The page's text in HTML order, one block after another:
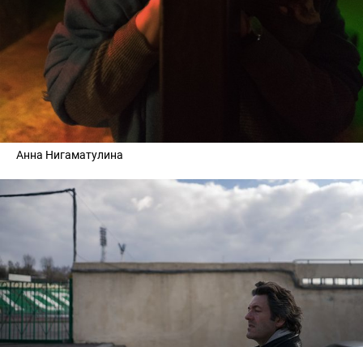
Анна Нигаматулина